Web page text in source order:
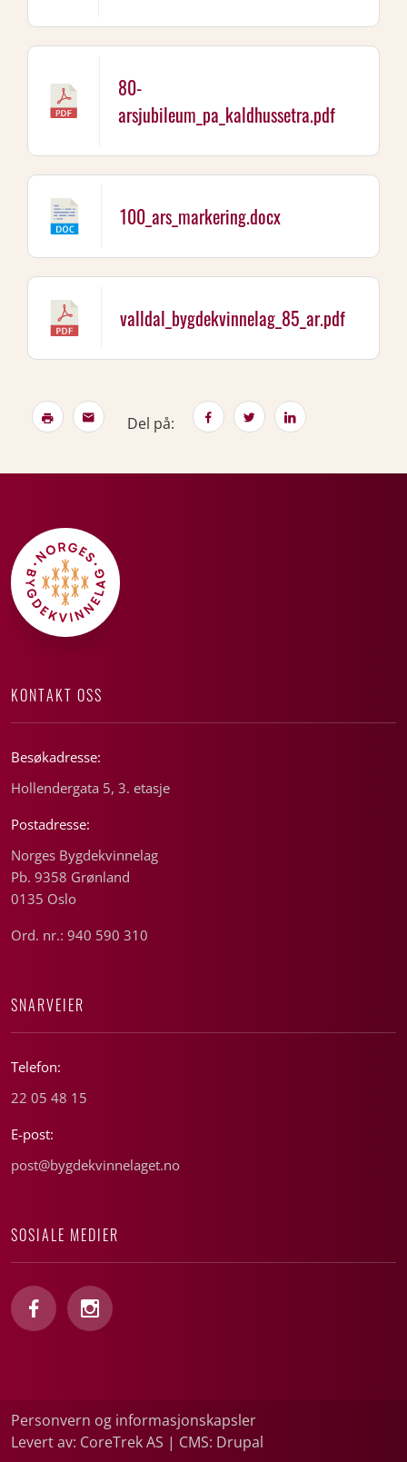
80-
arsjubileum_pa_kaldhussetra.pdf
100_ars_markering.docx
valldal_bygdekvinnelag_85_ar.pdf
Del på:
KONTAKT OSS
Besøkadresse:
Hollendergata 5, 3. etasje
Postadresse:
Norges Bygdekvinnelag
Pb. 9358 Grønland
0135 Oslo
Ord. nr.: 940 590 310
SNARVEIER
Telefon:
22 05 48 15
E-post:
post@bygdekvinnelaget.no
SOSIALE MEDIER
Personvern og informasjonskapsler
Levert av: CoreTrek AS | CMS: Drupal